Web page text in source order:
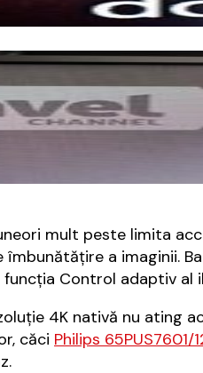
mult peste limita
a imaginii.
Control adaptiv al
4K nativă nu ating
căci Philips 65PUS7601/